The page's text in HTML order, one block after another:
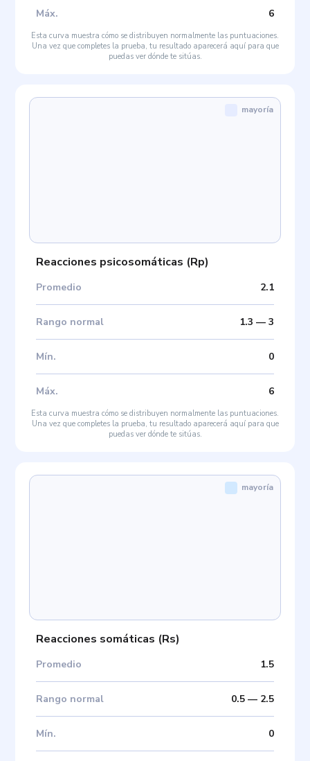
Máx. 6
Esta curva muestra cómo se distribuyen normalmente las puntuaciones.
Una vez que completes la prueba, tu resultado aparecerá aquí para que
puedas ver dónde te sitúas.
Reacciones psicosomáticas (Rp)
Promedio 2.1
Rango normal 1.3 — 3
Mín. 0
Máx. 6
mayoría
Esta curva muestra cómo se distribuyen normalmente las puntuaciones.
Una vez que completes la prueba, tu resultado aparecerá aquí para que
puedas ver dónde te sitúas.
Reacciones somáticas (Rs)
Promedio 1.5
Rango normal 0.5— 2.5
Mín. 0
mayoría